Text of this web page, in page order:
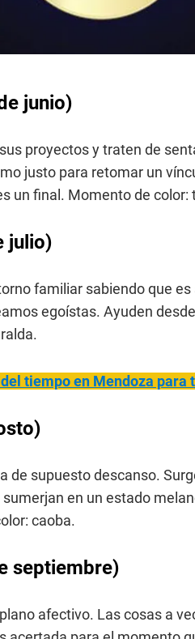
junio)
proyectos y traten de
justo para retomar un
un final. Momento de color:
julio)
familiar sabiendo que
egoístas. Ayuden
tiempo en Mendoza para
de supuesto descanso.
en un estado
caoba.
septiembre)
afectivo. Las cosas a